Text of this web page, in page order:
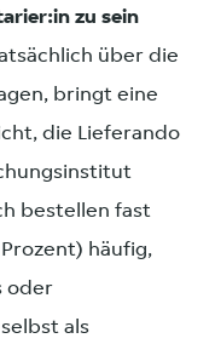
zu sein
über die
bringt eine
die Lieferando
bestellen fast
häufig,
oder
als